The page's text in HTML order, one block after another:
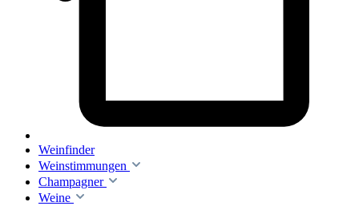
Weinfinder
Weinstimmungen
Champagner
Weine